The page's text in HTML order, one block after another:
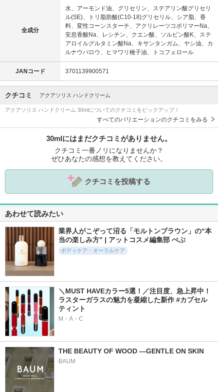
全成分
水、アーモンド油、グリセリン、ステアリン酸グリセリ
ル(SE)、トリ脂肪酸(C10-18)グリセリル、シア脂、香
料、変性コーンスターチ、アクリレーツコポリマーNa、
安息香酸Na、レシチン、クエン酸、ソルビン酸K、ステ
アロイルグルタミン酸Na、キサンタンガム、ヤシ油、カ
ルナウバロウ、ヒマワリ種子油、トコフェロール
JANコード 3701139900571
クチコミ アクアソリス ハンドクリーム
アクアソリス ハンドクリーム 30mlについてのクチコミをピックアップ！
すべてのバリエーションのクチコミをみる
30mlにはまだクチコミがありません。
クチコミ一番ノリになりませんか？
ぜひあなたの感想を教えてください。
クチコミを投稿する
あわせて読みたい
業界人がこぞって沼る「モルトンブラウン」の“本
当の楽しみ方” | アットコスメ編集部 ぺぷ
ボディケア・オーラルケア
＼MUST HAVEカラー5選！／注目度、急上昇中！
ラスターガラスの魅力を凝縮した新作 #カプセル
ティント
M・A・C
THE BEAUTY OF WOOD ―GENTLE ON SKIN
BAUM